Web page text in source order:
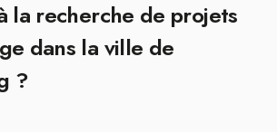
la recherche de projets
dans la ville de
?